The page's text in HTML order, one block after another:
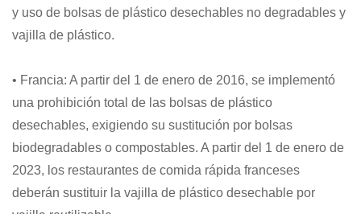
y uso de bolsas de plástico desechables no degradables y
vajilla de plástico.
• Francia: A partir del 1 de enero de 2016, se implementó
una prohibición total de las bolsas de plástico
desechables, exigiendo su sustitución por bolsas
biodegradables o compostables. A partir del 1 de enero de
2023, los restaurantes de comida rápida franceses
deberán sustituir la vajilla de plástico desechable por